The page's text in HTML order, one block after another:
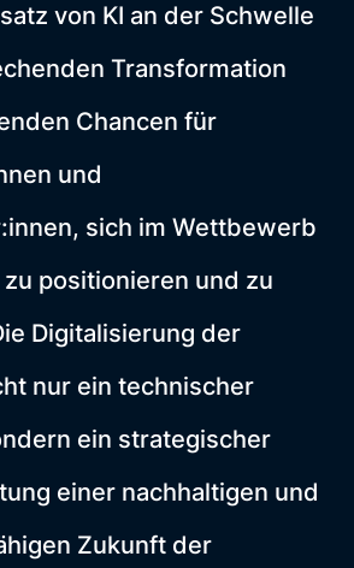
von KI an der Schwelle
Transformation
Chancen für
und
sich im Wettbewerb
positionieren und zu
Digitalisierung der
nur ein technischer
ein strategischer
einer nachhaltigen und
Zukunft der